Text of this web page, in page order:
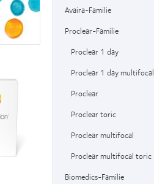
Avaira-Familie
Proclear-Familie
Proclear 1 day
Proclear 1 day multifocal
Proclear
Proclear toric
Proclear multifocal
Proclear multifocal toric
Biomedics-Familie